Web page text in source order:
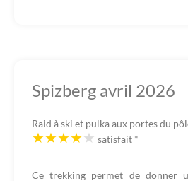
Spizberg avril 2026
Raid à ski et pulka aux portes du
satisfait *
Ce trekking permet de donner